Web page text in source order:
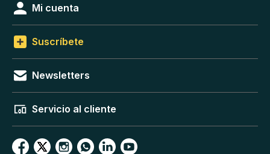
Mi cuenta
Suscríbete
Newsletters
Servicio al cliente